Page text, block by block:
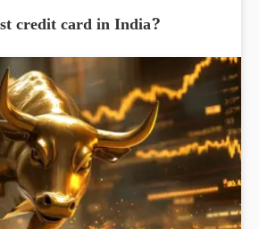
credit card in India?